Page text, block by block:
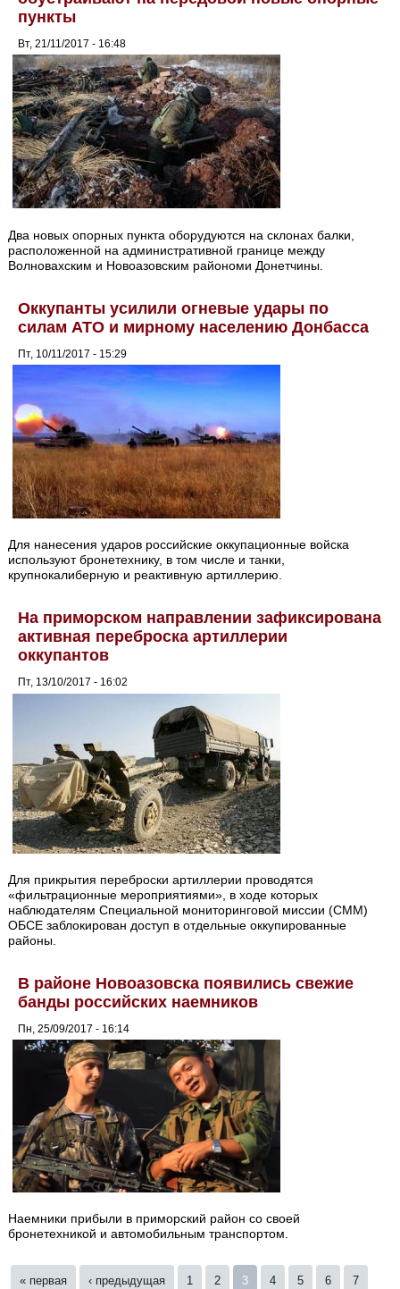
пункты
Вт, 21/11/2017 - 16:48
Два новых опорных пункта оборудуются на склонах балки,
расположенной на административной границе между
Волновахским и Новоазовским райономи Донетчины.
Оккупанты усилили огневые удары по
силам АТО и мирному населению Донбасса
Пт, 10/11/2017 - 15:29
Для нанесения ударов российские оккупационные войска
используют бронетехнику, в том числе и танки,
крупнокалиберную и реактивную артиллерию.
На приморском направлении зафиксирована
активная переброска артиллерии
оккупантов
Пт, 13/10/2017 - 16:02
Для прикрытия переброски артиллерии проводятся
«фильтрационные мероприятиями», в ходе которых
наблюдателям Специальной мониторинговой миссии (СММ)
ОБСЕ заблокирован доступ в отдельные оккупированные
районы.
В районе Новоазовска появились свежие
банды российских наемников
Пн, 25/09/2017 - 16:14
Наемники прибыли в приморский район со своей
бронетехникой и автомобильным транспортом.
Страницы
« первая ‹ предыдущая 1 2 3 4 5 6 7